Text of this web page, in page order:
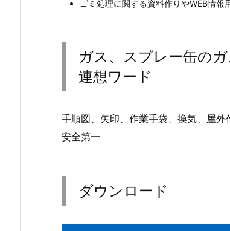
ゴミ処理に関する資料作りやWEB情
ガス、スプレー缶の
連想ワード
手順図、矢印、作業手袋、換気、屋外
安全第一
ダウンロード